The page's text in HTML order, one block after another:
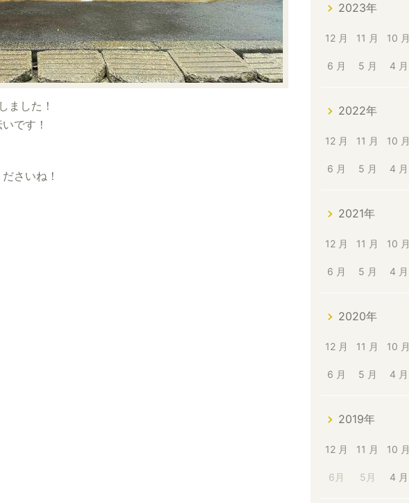
ました！
です！
さいね！
2023年
12 月 11 月 10 月
6 月 5 月 4 月
2022年
12 月 11 月 10 月
6 月 5 月 4 月
2021年
12 月 11 月 10 月
6 月 5 月 4 月
2020年
12 月 11 月 10 月
6 月 5 月 4 月
2019年
12 月 11 月 10 月
6月 5月 4 月